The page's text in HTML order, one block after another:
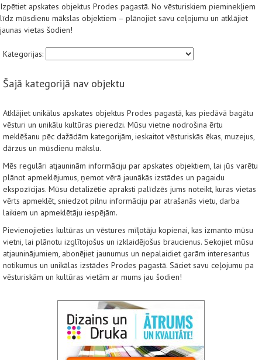
Izpētiet apskates objektus Prodes pagastā. No vēsturiskiem pieminekļiem
līdz mūsdienu mākslas objektiem – plānojiet savu ceļojumu un atklājiet
jaunas vietas šodien!
Kategorijas:
Šajā kategorijā nav objektu
Atklājiet unikālus apskates objektus Prodes pagastā, kas piedāvā bagātu
vēsturi un unikālu kultūras pieredzi. Mūsu vietne nodrošina ērtu
meklēšanu pēc dažādām kategorijām, ieskaitot vēsturiskās ēkas, muzejus,
dārzus un mūsdienu mākslu.
Mēs regulāri atjauninām informāciju par apskates objektiem, lai jūs varētu
plānot apmeklējumus, ņemot vērā jaunākās izstādes un pagaidu
ekspozīcijas. Mūsu detalizētie apraksti palīdzēs jums noteikt, kuras vietas
vērts apmeklēt, sniedzot pilnu informāciju par atrašanās vietu, darba
laikiem un apmeklētāju iespējām.
Pievienojieties kultūras un vēstures mīļotāju kopienai, kas izmanto mūsu
vietni, lai plānotu izglītojošus un izklaidējošus braucienus. Sekojiet mūsu
atjauninājumiem, abonējiet jaunumus un nepalaidiet garām interesantus
notikumus un unikālas izstādes Prodes pagastā. Sāciet savu ceļojumu pa
vēsturiskām un kultūras vietām ar mums jau šodien!